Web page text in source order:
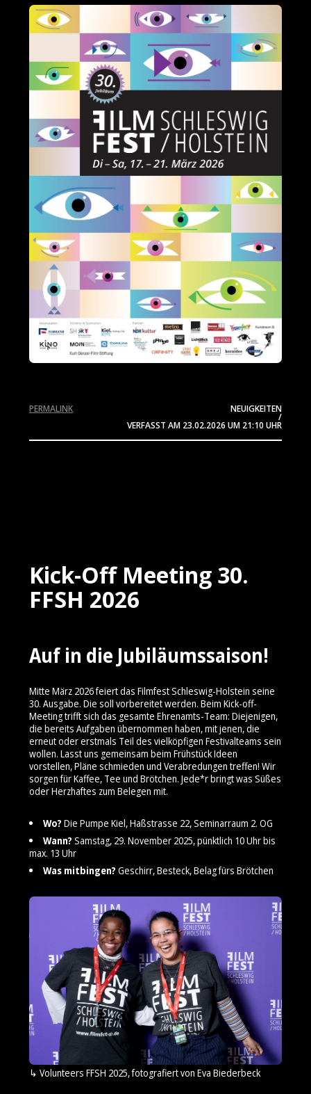
NEUIGKEITEN
/
VERFASST AM 23.02.2026 UM 21:10 UHR
PERMALINK
Kick-Off Meeting 30.
FFSH 2026
Auf in die Jubiläumssaison!
Mitte März 2026 feiert das Filmfest Schleswig-Holstein seine
30. Ausgabe. Die soll vorbereitet werden. Beim Kick-off-
Meeting trifft sich das gesamte Ehrenamts-Team: Diejenigen,
die bereits Aufgaben übernommen haben, mit jenen, die
erneut oder erstmals Teil des vielköpfigen Festivalteams sein
wollen. Lasst uns gemeinsam beim Frühstück Ideen
vorstellen, Pläne schmieden und Verabredungen treffen! Wir
sorgen für Kaffee, Tee und Brötchen. Jede*r bringt was Süßes
oder Herzhaftes zum Belegen mit.
Wo? Die Pumpe Kiel, Haßstrasse 22, Seminarraum 2. OG
Wann? Samstag, 29. November 2025, pünktlich 10 Uhr bis
max. 13 Uhr
Was mitbingen? Geschirr, Besteck, Belag fürs Brötchen
Volunteers FFSH 2025, fotografiert von Eva Biederbeck